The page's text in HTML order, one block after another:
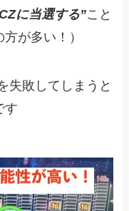
に当選する”こと
が多い！）
失敗してしまうと
す